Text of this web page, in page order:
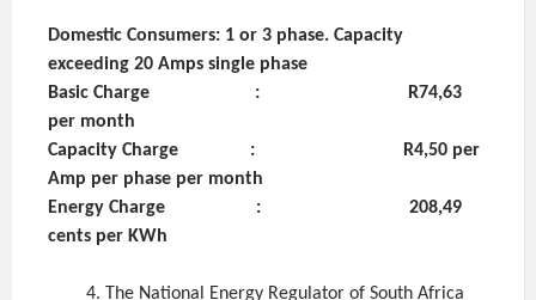
Domestic Consumers: 1 or 3 phase. Capacity
exceeding 20 Amps single phase
Basic Charge : R74,63
per month
Capacity Charge : R4,50 per
Amp per phase per month
Energy Charge : 208,49
cents per KWh
4. The National Energy Regulator of South Africa